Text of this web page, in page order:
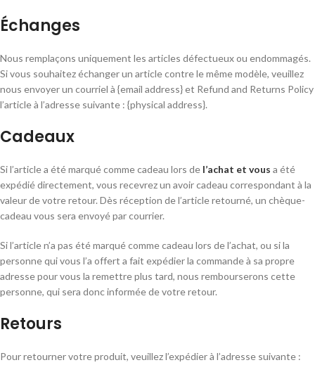
Échanges
Nous remplaçons uniquement les articles défectueux ou endommagés.
Si vous souhaitez échanger un article contre le même modèle, veuillez
nous envoyer un courriel à {email address} et Refund and Returns Policy
l’article à l’adresse suivante : {physical address}.
Cadeaux
Si l’article a été marqué comme cadeau lors de l’achat et vous a été
expédié directement, vous recevrez un avoir cadeau correspondant à la
valeur de votre retour. Dès réception de l’article retourné, un chèque-
cadeau vous sera envoyé par courrier.
Si l’article n’a pas été marqué comme cadeau lors de l’achat, ou si la
personne qui vous l’a offert a fait expédier la commande à sa propre
adresse pour vous la remettre plus tard, nous rembourserons cette
personne, qui sera donc informée de votre retour.
Retours
Pour retourner votre produit, veuillez l’expédier à l’adresse suivante :